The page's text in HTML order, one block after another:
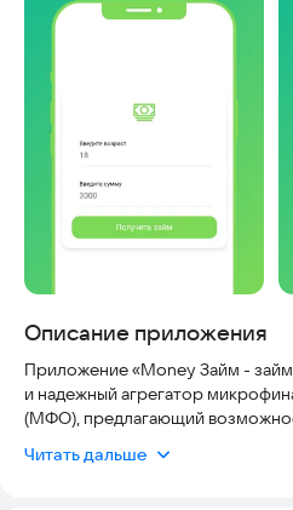
Описание приложения
Приложение «Money Займ -
и надежный агрегатор
(МФО), предлагающий
лучших МФО, предлагающих
Читать дальше